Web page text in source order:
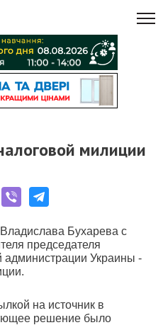
милиции
Бухарева с
председателя
администрации Украины -
на источник в
решение было